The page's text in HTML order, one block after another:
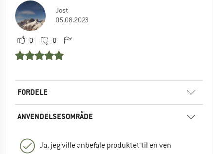
Jost
05.08.2023
0 0
FORDELE
ANVENDELSESOMRÅDE
Ja, jeg ville anbefale produktet til en ven